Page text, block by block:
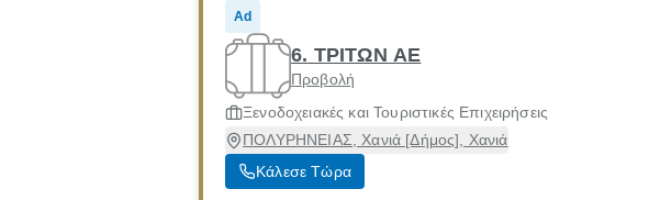
Ad
6. ΤΡΙΤΩΝ ΑΕ
Προβολή
Ξενοδοχειακές και Τουριστικές Επιχειρήσεις
ΠΟΛΥΡΗΝΕΙΑΣ, Χανιά [Δήμος], Χανιά
Κάλεσε Τώρα